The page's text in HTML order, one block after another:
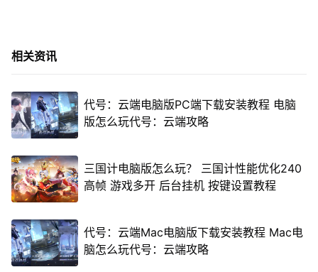
相关资讯
代号：云端电脑版PC端下载安装教程 电脑
版怎么玩代号：云端攻略
三国计电脑版怎么玩？ 三国计性能优化240
高帧 游戏多开 后台挂机 按键设置教程
代号：云端Mac电脑版下载安装教程 Mac电
脑怎么玩代号：云端攻略